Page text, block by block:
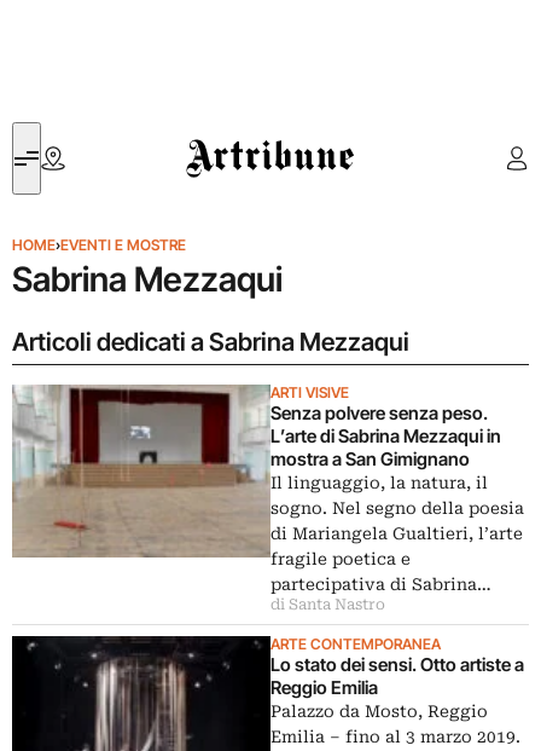
Artribune
HOME›EVENTI E MOSTRE
Sabrina Mezzaqui
Articoli dedicati a Sabrina Mezzaqui
ARTI VISIVE
Senza polvere senza peso.
L’arte di Sabrina Mezzaqui in
mostra a San Gimignano
Il linguaggio, la natura, il
sogno. Nel segno della poesia
di Mariangela Gualtieri, l’arte
fragile poetica e
partecipativa di Sabrina…
di Santa Nastro
ARTE CONTEMPORANEA
Lo stato dei sensi. Otto artiste a
Reggio Emilia
Palazzo da Mosto, Reggio
Emilia ‒ fino al 3 marzo 2019.